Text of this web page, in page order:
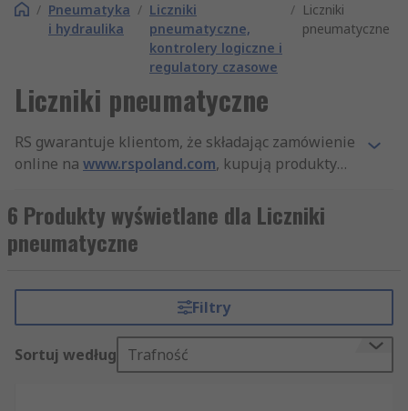
/ Pneumatyka
i hydraulika
/ Liczniki
pneumatyczne,
kontrolery logiczne i
regulatory czasowe
/ Liczniki
pneumatyczne
Liczniki pneumatyczne
RS gwarantuje klientom, że składając zamówienie
online na www.rspoland.com, kupują produkty
standardy bezpieczeństwa. Nasza firma słynie też
z profesjonalnej obsługi klienta. Dzięki
szerokiemu asortymentowi produktów z
artykułów z działów Liczniki pneumatyczne,
kontrolery logiczne i regulatory czasowe i
Pneumatyka, hydraulika i przeniesienie napędu,
jesteśmy najlepiej zaopatrzonym dystrybutorem
6 Produkty wyświetlane dla Liczniki
pneumatyczne
Filtry
Sortuj według Trafność